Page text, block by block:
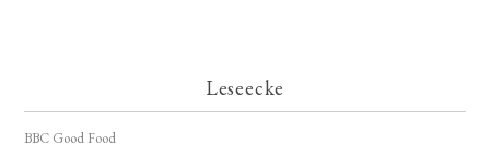
Leseecke
BBC Good Food